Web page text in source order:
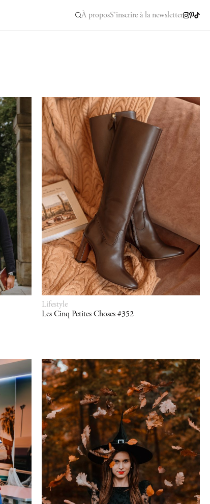
À proposS'inscrire à la newsletter
Lifestyle
Les Cinq Petites Choses #352